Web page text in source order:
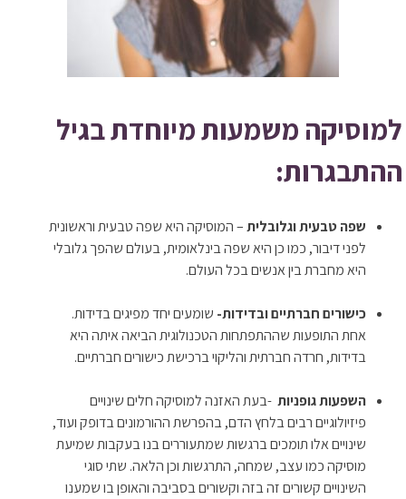
למוסיקה משמעות מיוחדת בגיל
ההתבגרות:
שפה טבעית וגלובלית– המוסיקה היא שפה טבעית וראשונית
לפני דיבור, כמו כן היא שפה בינלאומית, בעולם שהפך גלובלי
היא מחברת בין אנשים בכל העולם.
כישורים חברתיים ובדידות- שומעים יחד מפיגים בדידות.
אחת התופעות שההתפתחות הטכנולוגית הביאה איתה היא
בדידות, חרדה חברתית והליקוי ברכישת כישורים חברתיים.
השפעות גופניות -בעת האזנה למוסיקה חלים שינויים
פיזיולוגיים רבים בלחץ הדם, בהפרשת ההורמונים בדופק ועוד,
שינויים אלו תומכים ברגשות שמתעוררים בנו בעקבות שמיעת
מוסיקה כמו עצב, שמחה, התרגשות וכן הלאה. שתי סוגי
השינויים קשורים זה בזה וקשורים בסביבה והאופן בו שמענו